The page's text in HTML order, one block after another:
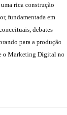
rica construção
fundamentada em
debates
para a produção
o Marketing Digital no